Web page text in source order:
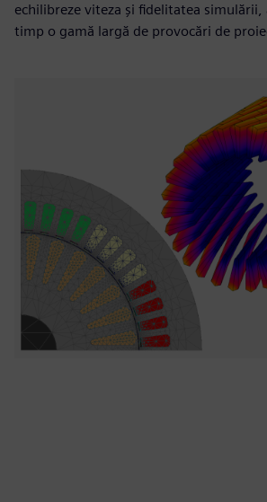
echilibreze viteza și fidelitatea simulării,
timp o gamă largă de provocări de